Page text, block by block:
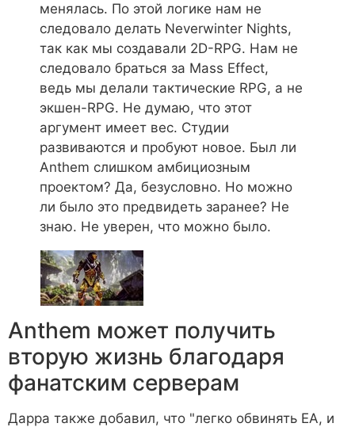
менялась. По этой логике нам не
следовало делать Neverwinter Nights,
так как мы создавали 2D-RPG. Нам не
следовало браться за Mass Effect,
ведь мы делали тактические RPG, а не
экшен-RPG. Не думаю, что этот
аргумент имеет вес. Студии
развиваются и пробуют новое. Был ли
Anthem слишком амбициозным
проектом? Да, безусловно. Но можно
ли было это предвидеть заранее? Не
знаю. Не уверен, что можно было.
Anthem может получить
вторую жизнь благодаря
фанатским серверам
Дарра также добавил, что "легко обвинять EA, и